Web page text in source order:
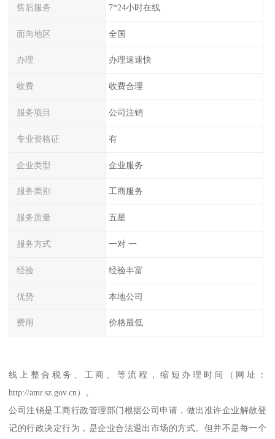
售后服务 7*24小时在线
面向地区 全国
办理 办理速速快
收费 收费合理
服务项目 公司注销
专业资格证 有
企业类型 企业服务
服务类别 工商服务
服务质量 五星
服务方式 一对 一
经验 经验丰富
优势 本地公司
费用 价格最低
线上整合税务、工商、等流程，缩短办理时间（网址：
http://amr.sz.gov.cn）。
公司注销是工商行政管理部门根据公司申请，做出准许企业解散登
记的行政决定行为，是企业合法退出市场的方式。但并不是每一个